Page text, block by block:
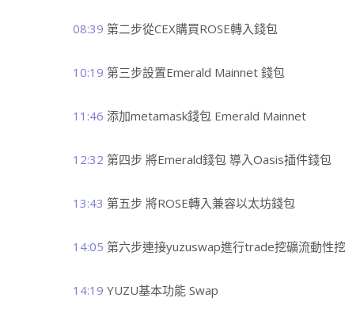
08:39 第二步從CEX購買ROSE轉入錢包
10:19 第三步設置Emerald Mainnet 錢包
11:46 添加metamask錢包 Emerald Mainnet
12:32 第四步 將Emerald錢包 導入Oasis插件錢包
13:43 第五步 將ROSE轉入兼容以太坊錢包
14:05 第六步連接yuzuswap進行trade挖礦流動性
14:19 YUZU基本功能 Swap